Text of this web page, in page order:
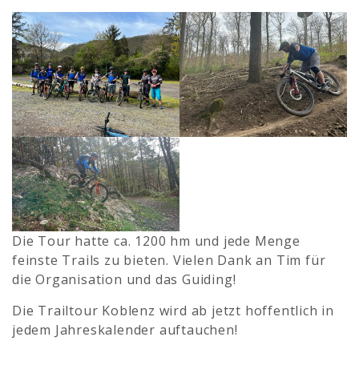
Die Tour hatte ca. 1200 hm und jede Menge
feinste Trails zu bieten. Vielen Dank an Tim für
die Organisation und das Guiding!
Die Trailtour Koblenz wird ab jetzt hoffentlich in
jedem Jahreskalender auftauchen!